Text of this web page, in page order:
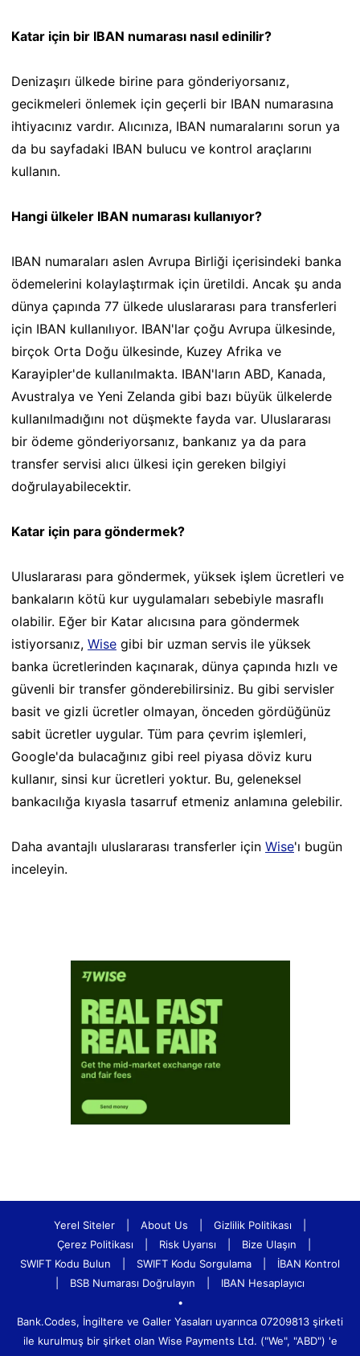
Katar için bir IBAN numarası nasıl edinilir?
Denizaşırı ülkede birine para gönderiyorsanız,
gecikmeleri önlemek için geçerli bir IBAN numarasına
ihtiyacınız vardır. Alıcınıza, IBAN numaralarını sorun ya
da bu sayfadaki IBAN bulucu ve kontrol araçlarını
kullanın.
Hangi ülkeler IBAN numarası kullanıyor?
IBAN numaraları aslen Avrupa Birliği içerisindeki banka
ödemelerini kolaylaştırmak için üretildi. Ancak şu anda
dünya çapında 77 ülkede uluslararası para transferleri
için IBAN kullanılıyor. IBAN'lar çoğu Avrupa ülkesinde,
birçok Orta Doğu ülkesinde, Kuzey Afrika ve
Karayipler'de kullanılmakta. IBAN'ların ABD, Kanada,
Avustralya ve Yeni Zelanda gibi bazı büyük ülkelerde
kullanılmadığını not düşmekte fayda var. Uluslararası
bir ödeme gönderiyorsanız, bankanız ya da para
transfer servisi alıcı ülkesi için gereken bilgiyi
doğrulayabilecektir.
Katar için para göndermek?
Uluslararası para göndermek, yüksek işlem ücretleri ve
bankaların kötü kur uygulamaları sebebiyle masraflı
olabilir. Eğer bir Katar alıcısına para göndermek
istiyorsanız, Wise gibi bir uzman servis ile yüksek
banka ücretlerinden kaçınarak, dünya çapında hızlı ve
güvenli bir transfer gönderebilirsiniz. Bu gibi servisler
basit ve gizli ücretler olmayan, önceden gördüğünüz
sabit ücretler uygular. Tüm para çevrim işlemleri,
Google'da bulacağınız gibi reel piyasa döviz kuru
kullanır, sinsi kur ücretleri yoktur. Bu, geleneksel
bankacılığa kıyasla tasarruf etmeniz anlamına gelebilir.
Daha avantajlı uluslararası transferler için Wise'ı bugün
inceleyin.
Yerel Siteler About Us Gizlilik Politikası
Çerez Politikası
Risk Uyarısı Bize Ulaşın
SWIFT Kodu Bulun
SWIFT Kodu Sorgulama
İBAN Kontrol
BSB Numarası Doğrulayın
IBAN Hesaplayıcı
•
Bank.Codes, İngiltere ve Galler Yasaları uyarınca 07209813 şirketi
ile kurulmuş bir şirket olan Wise Payments Ltd. ("We", "ABD") 'e